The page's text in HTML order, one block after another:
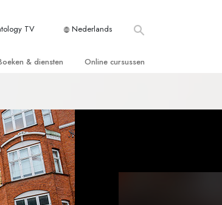
TV Nederlands
& diensten Online cursussen
De Drijfveren van het Bestaan
De Componenten van Begrip
Oplossingen voor een Gevaarlijke
Omgeving
Assisten voor Ziektes en Verwondingen